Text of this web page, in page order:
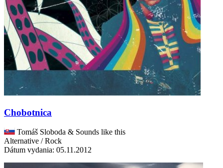
Chobotnica
Tomáš Sloboda & Sounds like this
Alternative / Rock
Dátum vydania: 05.11.2012